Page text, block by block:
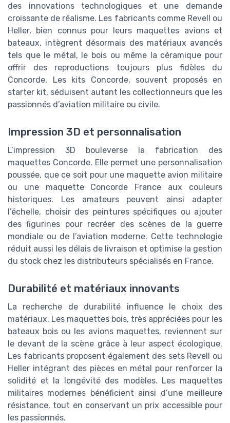
des innovations technologiques et une demande
croissante de réalisme. Les fabricants comme Revell ou
Heller, bien connus pour leurs maquettes avions et
bateaux, intègrent désormais des matériaux avancés
tels que le métal, le bois ou même la céramique pour
offrir des reproductions toujours plus fidèles du
Concorde. Les kits Concorde, souvent proposés en
starter kit, séduisent autant les collectionneurs que les
passionnés d’aviation militaire ou civile.
Impression 3D et personnalisation
L’impression 3D bouleverse la fabrication des
maquettes Concorde. Elle permet une personnalisation
poussée, que ce soit pour une maquette avion militaire
ou une maquette Concorde France aux couleurs
historiques. Les amateurs peuvent ainsi adapter
l’échelle, choisir des peintures spécifiques ou ajouter
des figurines pour recréer des scènes de la guerre
mondiale ou de l’aviation moderne. Cette technologie
réduit aussi les délais de livraison et optimise la gestion
du stock chez les distributeurs spécialisés en France.
Durabilité et matériaux innovants
La recherche de durabilité influence le choix des
matériaux. Les maquettes bois, très appréciées pour les
bateaux bois ou les avions maquettes, reviennent sur
le devant de la scène grâce à leur aspect écologique.
Les fabricants proposent également des sets Revell ou
Heller intégrant des pièces en métal pour renforcer la
solidité et la longévité des modèles. Les maquettes
militaires modernes bénéficient ainsi d’une meilleure
résistance, tout en conservant un prix accessible pour
les passionnés.